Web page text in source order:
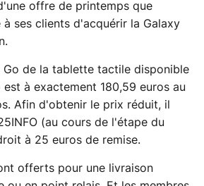
offre de printemps que
ses clients d'acquérir la Galaxy
Go de la tablette tactile disponible
est à exactement 180,59 euros au
Afin d'obtenir le prix réduit, il
(au cours de l'étape du
à 25 euros de remise.
offerts pour une livraison